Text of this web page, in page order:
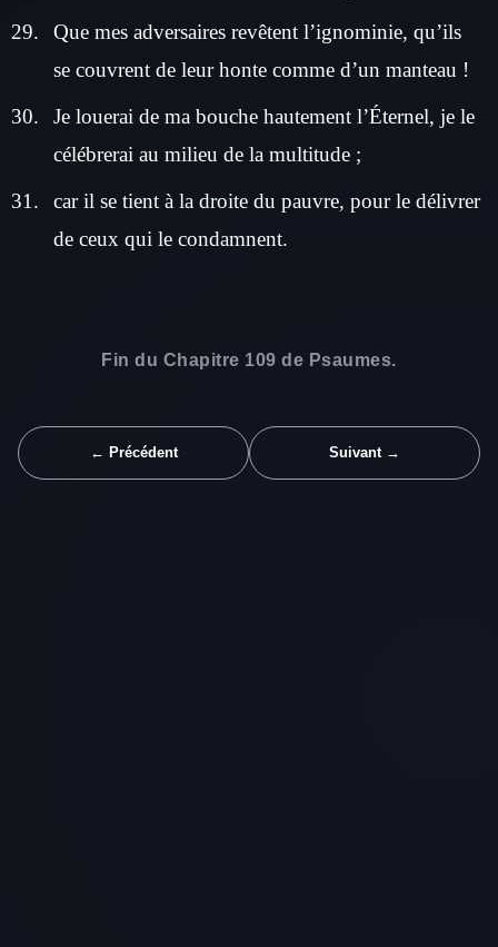
Que mes adversaires revêtent l’ignominie, qu’ils
se couvrent de leur honte comme d’un manteau !
Je louerai de ma bouche hautement l’Éternel, je le
célébrerai au milieu de la multitude ;
car il se tient à la droite du pauvre, pour le délivrer
de ceux qui le condamnent.
Fin du Chapitre 109 de Psaumes.
← Précédent Suivant →